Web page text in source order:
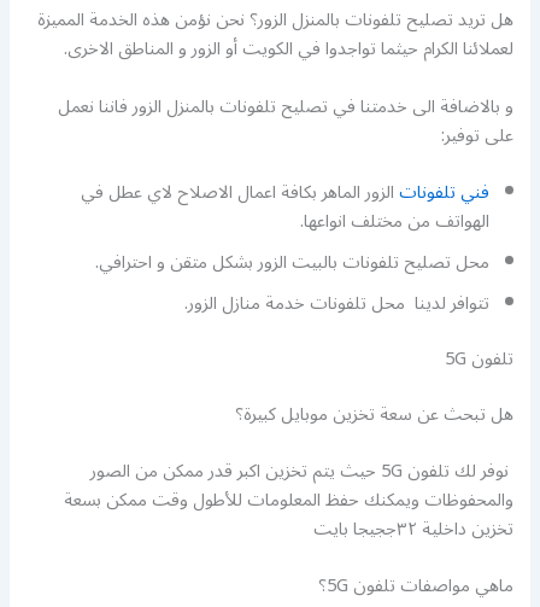
هل تريد تصليح تلفونات بالمنزل الزور؟ نحن نؤمن هذه الخدمة المميزة
لعملائنا الكرام حيثما تواجدوا في الكويت أو الزور و المناطق الاخرى.
و بالاضافة الى خدمتنا في تصليح تلفونات بالمنزل الزور فاننا نعمل
على توفير:
فني تلفوناتالزور الماهر بكافة اعمال الاصلاح لاي عطل في
الهواتف من مختلف انواعها.
محل تصليح تلفونات بالبيت الزور بشكل متقن و احترافي.
تتوافر لدينا محل تلفونات خدمة منازل الزور.
تلفون 5G
هل تبحث عن سعة تخزين موبايل كبيرة؟
نوفر لك تلفون 5G حيث يتم تخزين اكبر قدر ممكن من الصور
والمحفوظات ويمكنك حفظ المعلومات للأطول وقت ممكن بسعة
تخزين داخلية ٣٢ججيجا بايت
ماهي مواصفات تلفون 5G؟